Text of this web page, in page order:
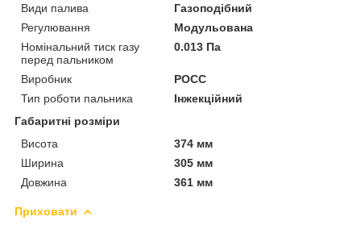
Види палива
Газоподібний
Регулювання
Модульована
Номінальний тиск газу
перед пальником
0.013 Па
Виробник
РОСС
Тип роботи пальника
Інжекційний
Габаритні розміри
Висота
374 мм
Ширина
305 мм
Довжина
361 мм
Приховати